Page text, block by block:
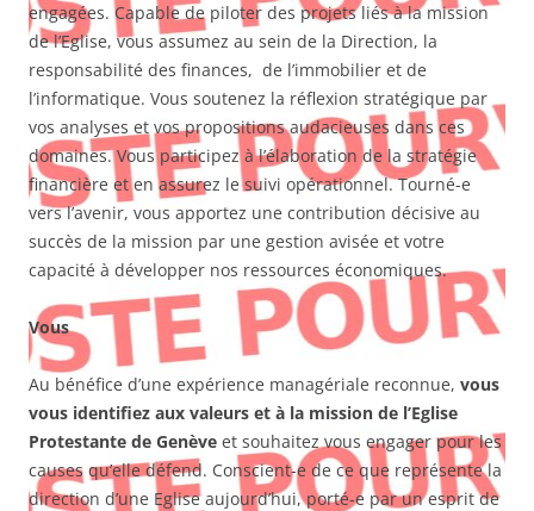
engagées. Capable de piloter des projets liés à la mission
de l’Eglise, vous assumez au sein de la Direction, la
responsabilité des finances, de l’immobilier et de
l’informatique. Vous soutenez la réflexion stratégique par
vos analyses et vos propositions audacieuses dans ces
domaines. Vous participez à l’élaboration de la stratégie
financière et en assurez le suivi opérationnel. Tourné-e
vers l’avenir, vous apportez une contribution décisive au
succès de la mission par une gestion avisée et votre
capacité à développer nos ressources économiques.
Vous
Au bénéfice d’une expérience managériale reconnue, vous
vous identifiez aux valeurs et à la mission de l’Eglise
Protestante de Genève et souhaitez vous engager pour les
causes qu’elle défend. Conscient-e de ce que représente la
direction d’une Eglise aujourd’hui, porté-e par un esprit de